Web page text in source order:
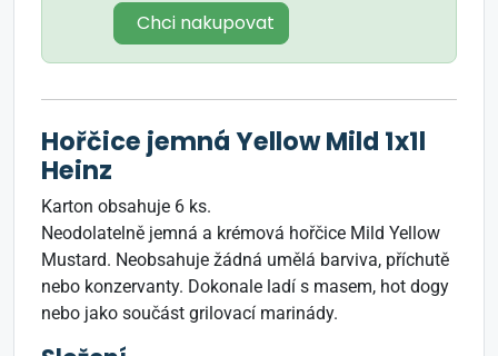
Chci nakupovat
Hořčice jemná Yellow Mild 1x1l
Heinz
Karton obsahuje 6 ks.
Neodolatelně jemná a krémová hořčice Mild Yellow
Mustard. Neobsahuje žádná umělá barviva, příchutě
nebo konzervanty. Dokonale ladí s masem, hot dogy
nebo jako součást grilovací marinády.